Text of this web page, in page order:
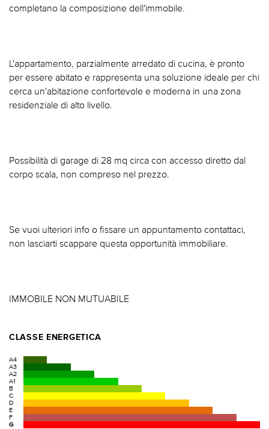
completano la composizione dell'immobile.
L'appartamento, parzialmente arredato di cucina, è pronto
per essere abitato e rappresenta una soluzione ideale per chi
cerca un'abitazione confortevole e moderna in una zona
residenziale di alto livello.
Possibilità di garage di 28 mq circa con accesso diretto dal
corpo scala, non compreso nel prezzo.
Se vuoi ulteriori info o fissare un appuntamento contattaci,
non lasciarti scappare questa opportunità immobiliare.
IMMOBILE NON MUTUABILE
CLASSE ENERGETICA
A4
A3
A2
A1
B
C
D
E
F
G